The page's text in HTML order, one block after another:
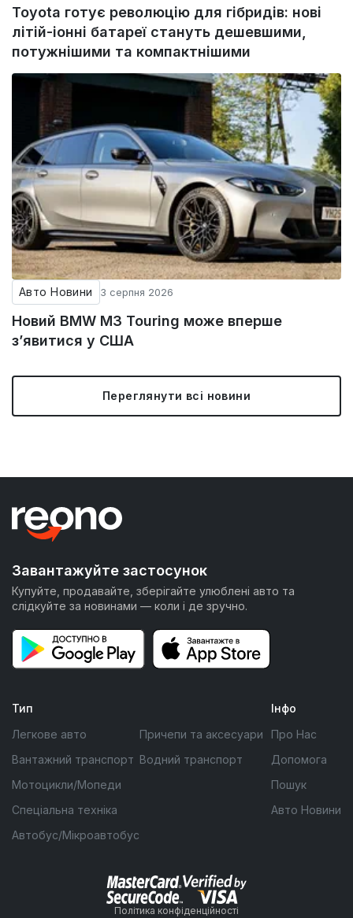
Toyota готує революцію для гібридів: нові
літій-іонні батареї стануть дешевшими,
потужнішими та компактнішими
Авто Новини 3 серпня 2026
Новий BMW M3 Touring може вперше
з’явитися у США
Переглянути всі новини
Завантажуйте застосунок
Купуйте, продавайте, зберігайте улюблені авто та
слідкуйте за новинами — коли і де зручно.
Тип
Легкове авто
Вантажний транспорт
Мотоцикли/Мопеди
Спеціальна техніка
Автобус/Мікроавтобус
Причепи та аксесуари
Водний транспорт
Інфо
Про Нас
Допомога
Пошук
Авто Новини
Політика конфіденційності